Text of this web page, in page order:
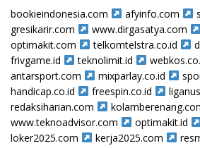
bookieindonesia.com afyinfo.com
gresikarir.com
www.dirgasatya.com
optimakit.com
telkomtelstra.co.id
frivgame.id
teknolimit.id
antarsport.com
mixparlay.co.id
handicap.co.id
freespin.co.id
redaksiharian.com
www.teknoadvisor.com
optimakit.id
loker2025.com
kerja2025.com